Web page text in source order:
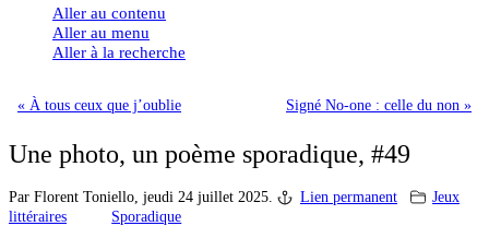
Aller au contenu
Aller au menu
Aller à la recherche
« À tous ceux que j’oublie Signé No-one : celle du non »
Une photo, un poème sporadique, #49
Par Florent Toniello, jeudi 24 juillet 2025. Lien permanent
Jeux
littéraires
Sporadique